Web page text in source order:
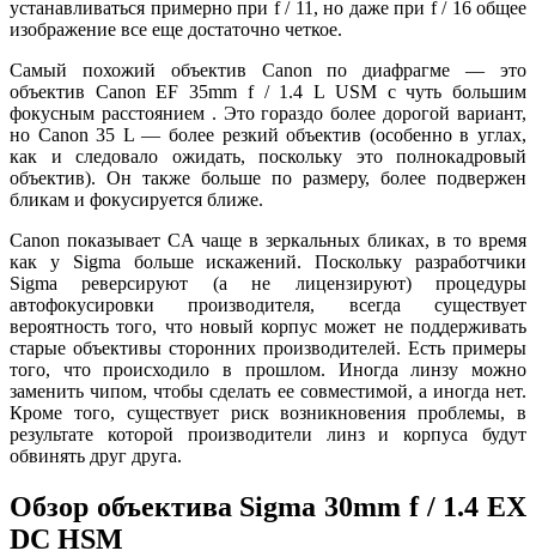
устанавливаться примерно при f / 11, но даже при f / 16 общее
изображение все еще достаточно четкое.
Самый похожий объектив Canon по диафрагме — это
объектив Canon EF 35mm f / 1.4 L USM с чуть большим
фокусным расстоянием . Это гораздо более дорогой вариант,
но Canon 35 L — более резкий объектив (особенно в углах,
как и следовало ожидать, поскольку это полнокадровый
объектив). Он также больше по размеру, более подвержен
бликам и фокусируется ближе.
Canon показывает CA чаще в зеркальных бликах, в то время
как у Sigma больше искажений. Поскольку разработчики
Sigma реверсируют (а не лицензируют) процедуры
автофокусировки производителя, всегда существует
вероятность того, что новый корпус может не поддерживать
старые объективы сторонних производителей. Есть примеры
того, что происходило в прошлом. Иногда линзу можно
заменить чипом, чтобы сделать ее совместимой, а иногда нет.
Кроме того, существует риск возникновения проблемы, в
результате которой производители линз и корпуса будут
обвинять друг друга.
Обзор объектива Sigma 30mm f / 1.4 EX
DC HSM